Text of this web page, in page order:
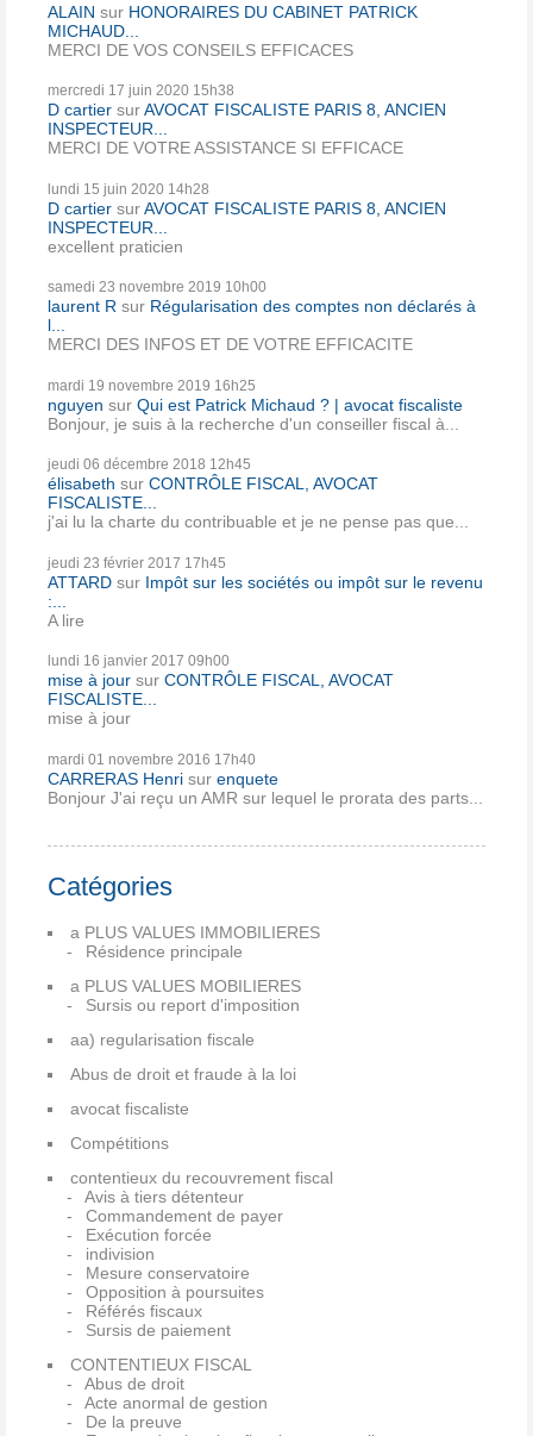
ALAIN sur HONORAIRES DU CABINET PATRICK
MICHAUD...
MERCI DE VOS CONSEILS EFFICACES
mercredi 17 juin 2020 15h38
D cartier surAVOCAT FISCALISTE PARIS 8, ANCIEN
INSPECTEUR...
MERCI DE VOTRE ASSISTANCE SI EFFICACE
lundi 15 juin 2020 14h28
D cartier surAVOCAT FISCALISTE PARIS 8, ANCIEN
INSPECTEUR...
excellent praticien
samedi 23 novembre 2019 10h00
laurent R sur Régularisation des comptes non déclarés à
l...
MERCI DES INFOS ET DE VOTRE EFFICACITE
mardi 19 novembre 2019 16h25
nguyen sur Qui est Patrick Michaud ? | avocat fiscaliste
Bonjour, je suis à la recherche d'un conseiller fiscal à...
jeudi 06 décembre 2018 12h45
élisabeth sur CONTRÔLE FISCAL, AVOCAT
FISCALISTE...
j'ai lu la charte du contribuable et je ne pense pas que...
jeudi 23 février 2017 17h45
ATTARD sur Impôt sur les sociétés ou impôt sur le revenu
:...
A lire
lundi 16 janvier 2017 09h00
mise à jour sur CONTRÔLE FISCAL, AVOCAT
FISCALISTE...
mise à jour
mardi 01 novembre 2016 17h40
CARRERAS Henri sur enquete
Bonjour J'ai reçu un AMR sur lequel le prorata des parts...
Catégories
a PLUS VALUES IMMOBILIERES
Résidence principale
a PLUS VALUES MOBILIERES
Sursis ou report d'imposition
aa) regularisation fiscale
Abus de droit et fraude à la loi
avocat fiscaliste
Compétitions
contentieux du recouvrement fiscal
Avis à tiers détenteur
Commandement de payer
Exécution forcée
indivision
Mesure conservatoire
Opposition à poursuites
Référés fiscaux
Sursis de paiement
CONTENTIEUX FISCAL
Abus de droit
Acte anormal de gestion
De la preuve